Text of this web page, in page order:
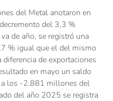
del Metal anotaron en
del 3,3 %
de año, se registró una
% igual que el del mismo
de exportaciones
en mayo un saldo
los -2.881 millones del
del año 2025 se registra